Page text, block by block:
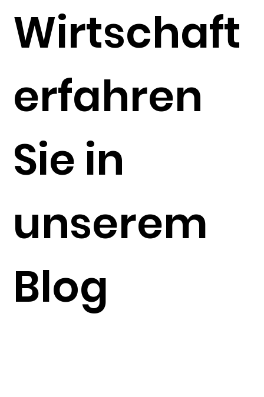
Wirtschaft
erfahren
Sie in
unserem
Blog